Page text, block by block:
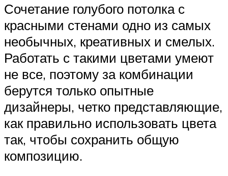
Сочетание голубого потолка с
красными стенами одно из самых
необычных, креативных и смелых.
Работать с такими цветами умеют
не все, поэтому за комбинации
берутся только опытные
дизайнеры, четко представляющие,
как правильно использовать цвета
так, чтобы сохранить общую
композицию.